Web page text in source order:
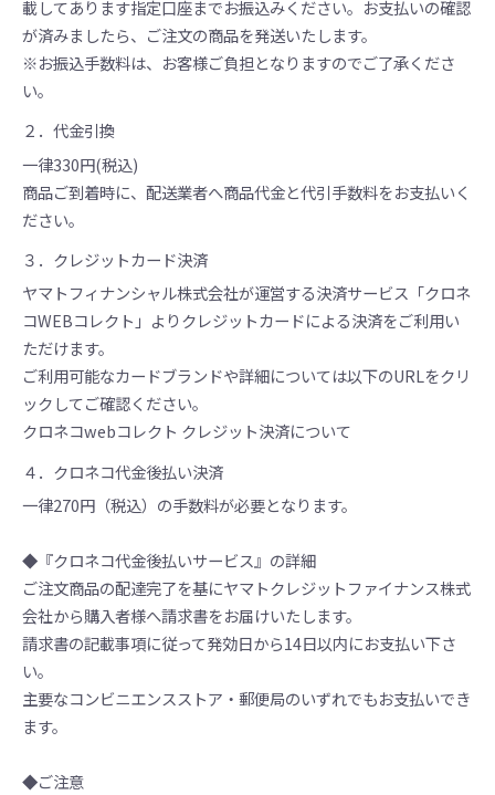
載してあります指定口座までお振込みください。お支払いの確認
が済みましたら、ご注文の商品を発送いたします。
※お振込手数料は、お客様ご負担となりますのでご了承くださ
い。
２．代金引換
一律330円(税込)
商品ご到着時に、配送業者へ商品代金と代引手数料をお支払いく
ださい。
３．クレジットカード決済
ヤマトフィナンシャル株式会社が運営する決済サービス「クロネ
コWEBコレクト」よりクレジットカードによる決済をご利用い
ただけます。
ご利用可能なカードブランドや詳細については以下のURLをクリ
ックしてご確認ください。
クロネコwebコレクト クレジット決済について
４．クロネコ代金後払い決済
一律270円（税込）の手数料が必要となります。
◆『クロネコ代金後払いサービス』の詳細
ご注文商品の配達完了を基にヤマトクレジットファイナンス株式
会社から購入者様へ請求書をお届けいたします。
請求書の記載事項に従って発効日から14日以内にお支払い下さ
い。
主要なコンビニエンスストア・郵便局のいずれでもお支払いでき
ます。
◆ご注意